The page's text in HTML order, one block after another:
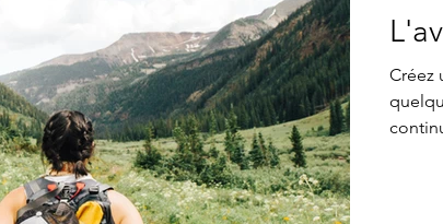
Créez